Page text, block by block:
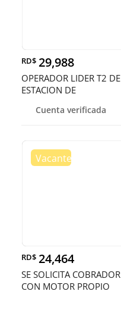
RD$ 29,988
OPERADOR LIDER T2 DE
ESTACION DE
Cuenta verificada
RD$ 24,464
SE SOLICITA COBRADOR
CON MOTOR PROPIO